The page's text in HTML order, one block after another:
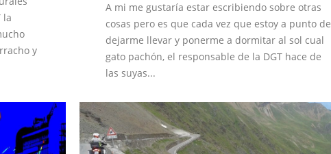
la
y
A mi me gustaría estar escribiendo sobre otras
cosas pero es que cada vez que estoy a punto de
dejarme llevar y ponerme a dormitar al sol cual
gato pachón, el responsable de la DGT hace de
las suyas...